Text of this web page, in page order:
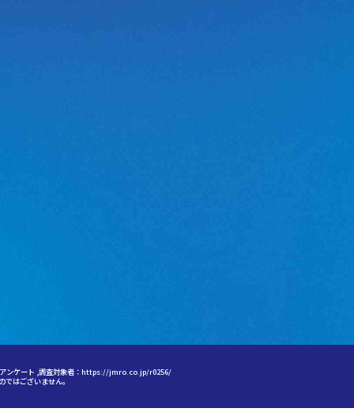
ケート ,調査対象者： https://jmro.co.jp/r0256/
はございません。